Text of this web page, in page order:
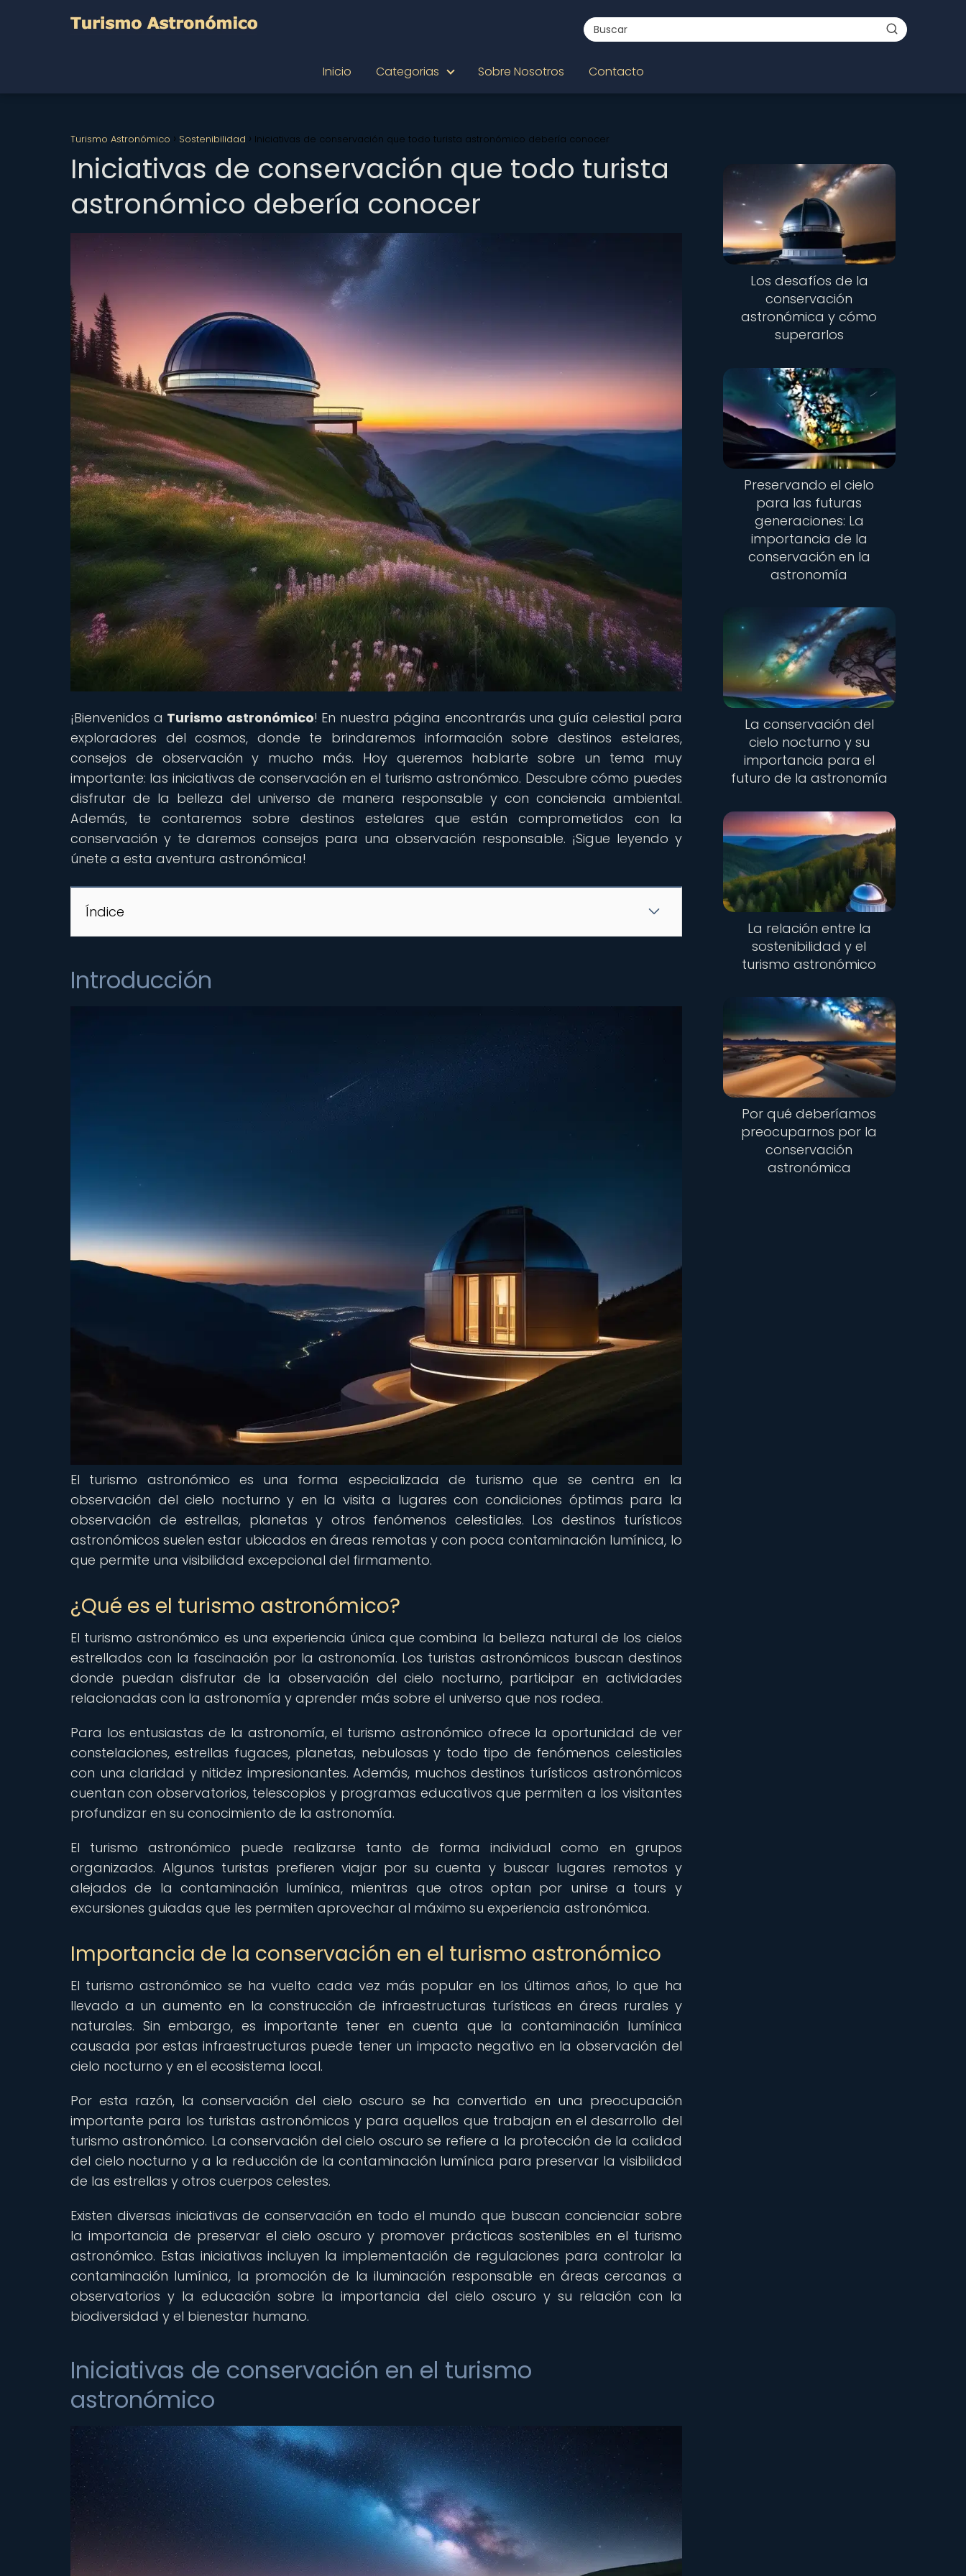
Inicio Categorias Sobre Nosotros Contacto
Turismo Astronómico Sostenibilidad Iniciativas de conservación que todo turista astronómico debería conocer
Iniciativas de conservación que todo turista
astronómico debería conocer
¡Bienvenidos a Turismo astronómico! En nuestra página encontrarás una guía celestial para
exploradores del cosmos, donde te brindaremos información sobre destinos estelares,
consejos de observación y mucho más. Hoy queremos hablarte sobre un tema muy
importante: las iniciativas de conservación en el turismo astronómico. Descubre cómo puedes
disfrutar de la belleza del universo de manera responsable y con conciencia ambiental.
Además, te contaremos sobre destinos estelares que están comprometidos con la
conservación y te daremos consejos para una observación responsable. ¡Sigue leyendo y
únete a esta aventura astronómica!
Índice
Introducción
El turismo astronómico es una forma especializada de turismo que se centra en la
observación del cielo nocturno y en la visita a lugares con condiciones óptimas para la
observación de estrellas, planetas y otros fenómenos celestiales. Los destinos turísticos
astronómicos suelen estar ubicados en áreas remotas y con poca contaminación lumínica, lo
que permite una visibilidad excepcional del firmamento.
¿Qué es el turismo astronómico?
El turismo astronómico es una experiencia única que combina la belleza natural de los cielos
estrellados con la fascinación por la astronomía. Los turistas astronómicos buscan destinos
donde puedan disfrutar de la observación del cielo nocturno, participar en actividades
relacionadas con la astronomía y aprender más sobre el universo que nos rodea.
Para los entusiastas de la astronomía, el turismo astronómico ofrece la oportunidad de ver
constelaciones, estrellas fugaces, planetas, nebulosas y todo tipo de fenómenos celestiales
con una claridad y nitidez impresionantes. Además, muchos destinos turísticos astronómicos
cuentan con observatorios, telescopios y programas educativos que permiten a los visitantes
profundizar en su conocimiento de la astronomía.
El turismo astronómico puede realizarse tanto de forma individual como en grupos
organizados. Algunos turistas prefieren viajar por su cuenta y buscar lugares remotos y
alejados de la contaminación lumínica, mientras que otros optan por unirse a tours y
excursiones guiadas que les permiten aprovechar al máximo su experiencia astronómica.
Importancia de la conservación en el turismo astronómico
El turismo astronómico se ha vuelto cada vez más popular en los últimos años, lo que ha
llevado a un aumento en la construcción de infraestructuras turísticas en áreas rurales y
naturales. Sin embargo, es importante tener en cuenta que la contaminación lumínica
causada por estas infraestructuras puede tener un impacto negativo en la observación del
cielo nocturno y en el ecosistema local.
Por esta razón, la conservación del cielo oscuro se ha convertido en una preocupación
importante para los turistas astronómicos y para aquellos que trabajan en el desarrollo del
turismo astronómico. La conservación del cielo oscuro se refiere a la protección de la calidad
del cielo nocturno y a la reducción de la contaminación lumínica para preservar la visibilidad
de las estrellas y otros cuerpos celestes.
Existen diversas iniciativas de conservación en todo el mundo que buscan concienciar sobre
la importancia de preservar el cielo oscuro y promover prácticas sostenibles en el turismo
astronómico. Estas iniciativas incluyen la implementación de regulaciones para controlar la
contaminación lumínica, la promoción de la iluminación responsable en áreas cercanas a
observatorios y la educación sobre la importancia del cielo oscuro y su relación con la
biodiversidad y el bienestar humano.
Iniciativas de conservación en el turismo
astronómico
Los desafíos de la
conservación
astronómica y cómo
superarlos
Preservando el cielo
para las futuras
generaciones: La
importancia de la
conservación en la
astronomía
La conservación del
cielo nocturno y su
importancia para el
futuro de la astronomía
La relación entre la
sostenibilidad y el
turismo astronómico
Por qué deberíamos
preocuparnos por la
conservación
astronómica